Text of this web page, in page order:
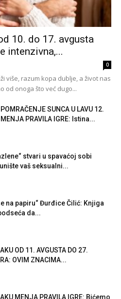
10. do 17. avgusta
intenzivna,...
0
više, razum kopa dublje, a život nas
od onoga što već dugo...
SUNCA U LAVU 12.
MENJA PRAVILA IGRE: Istina...
stvari u spavaćoj sobi
vaš seksualni...
na papiru“ Đurđice Čilić: Knjiga
da...
OD 11. AVGUSTA DO 27.
OVIM ZNACIMA...
MENJA PRAVILA IGRE: Bićemo